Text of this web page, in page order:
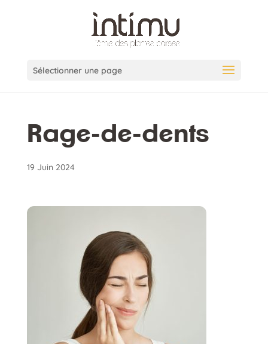
Sélectionner une page
Rage-de-dents
19 Juin 2024